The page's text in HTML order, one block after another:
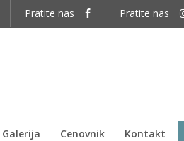
Galerija Cenovnik Kontakt